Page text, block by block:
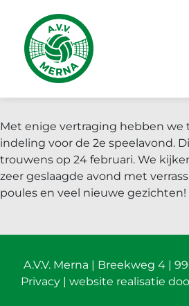
Met enige vertraging hebben we
indeling voor de 2e speelavond.
trouwens op 24 februari. We
zeer geslaagde avond met
poules en veel nieuwe gezichten!
A.V.V. Merna | Breekweg 4 |
Privacy | website realisatie